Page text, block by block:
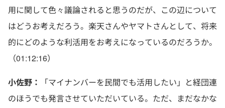
用に関して色々議論されると思うのだが、この辺について
はどうお考えだろう。楽天さんやヤマトさんとして、将来
的にどのような利活用をお考えになっているのだろうか。
（01:12:16）
小佐野：
「マイナンバーを民間でも活用したい」と経団連
のほうでも発言させていただいている。ただ、まだなかな